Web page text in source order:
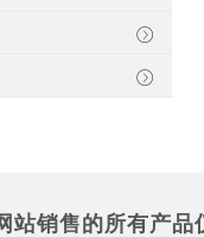
站销售的所有产品